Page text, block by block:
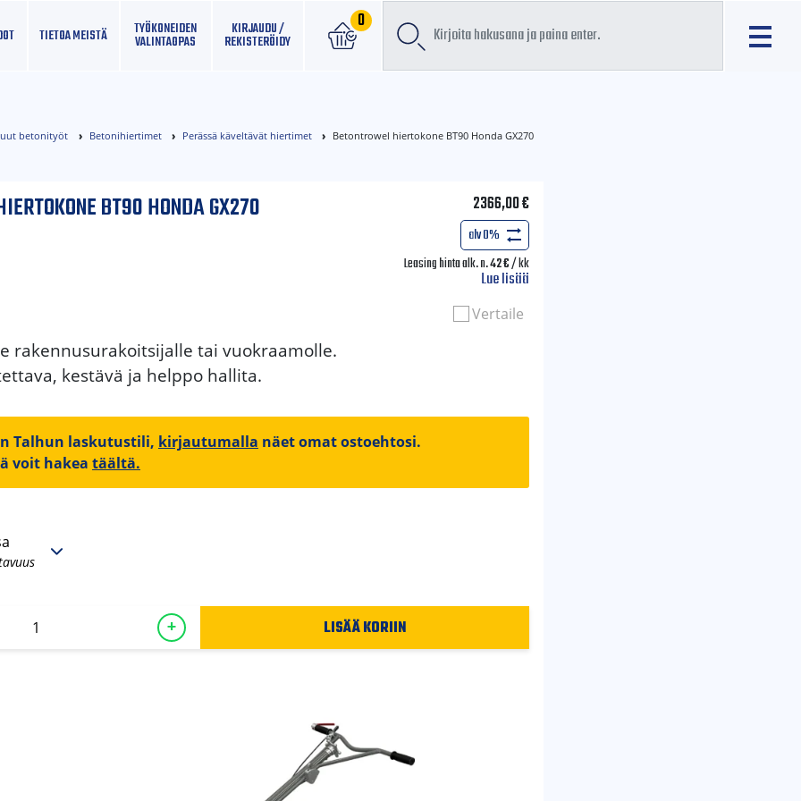
0
TIETOA MEISTÄ TYÖKONEIDEN
VALINTAOPAS
KIRJAUDU /
REKISTERÖIDY
betonityöt Betonihiertimet Perässä käveltävät hiertimet Betontrowel hiertokone BT90 Honda GX270
BT90 HONDA GX270 2366,00€
alv 0%
Leasing hinta alk. n.42€/ kk
Lue lisää
Vertaile
rakennusurakoitsijalle tai vuokraamolle.
kestävä ja helppo hallita.
Talhun laskutustili, kirjautumalla näet omat ostoehtosi.
voit hakea täältä.
+ LISÄÄ KORIIN